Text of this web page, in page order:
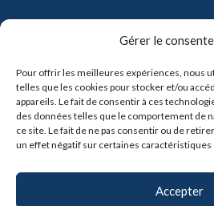
Gérer le
Pour offrir les meilleures expériences, nous
telles que les cookies pour stocker et/ou
appareils. Le fait de consentir à ces
des données telles que le comportement de
ce site. Le fait de ne pas consentir ou de
un effet négatif sur certaines caractéristiques
Accepter
info@pro-soft.fr
+33 6 81 21 41 91
